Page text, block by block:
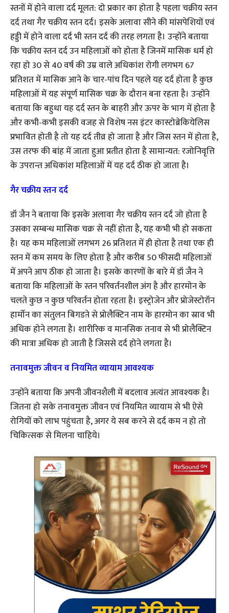
स्तनों में होने वाला दर्द मूलत: दो प्रकार का होता है पहला चक्रीय स्तन
दर्द तथा गैर चक्रीय स्तन दर्द। इसके अलावा सीने की मांसपेशियों एवं
हड्डी में होने वाला दर्द भी स्तन दर्द की तरह लगता है। उन्होंने बताया
कि चक्रीय स्तन दर्द उन महिलाओं को होता है जिनमें मासिक धर्म हो
रहा हो 30 से 40 वर्ष की उम्र वाले अधिकांश रोगी लगभग 67
प्रतिशत में मासिक आने के चार-पांच दिन पहले यह दर्द होता है कुछ
महिलाओं में यह संपूर्ण मासिक चक्र के दौरान बना रहता है। उन्होंने
बताया कि बहुधा यह दर्द स्तन के बाहरी और ऊपर के भाग में होता है
और कभी-कभी इसकी वजह से विशेष नस इंटर कास्टोब्रेकियेलिस
प्रभावित होती है तो यह दर्द तीव्र हो जाता है और जिस स्तन में होता है,
उस तरफ की बांह में जाता हुआ प्रतीत होता है सामान्यत: रजोनिवृत्ति
के उपरान्त अधिकांश महिलाओं में यह दर्द ठीक हो जाता है।
गैर चक्रीय स्तन दर्द
डॉ जैन ने बताया कि इसके अलावा गैर चक्रीय स्तन दर्द जो होता है
उसका सम्बन्ध मासिक चक्र से नहीं होता है, यह कभी भी हो सकता
है। यह कम महिलाओं लगभग 26 प्रतिशत में ही होता है तथा एक ही
स्तन में कम समय के लिए होता है और करीब 50 फीसदी महिलाओं
में अपने आप ठीक हो जाता है। इसके कारणों के बारे में डॉ जैन ने
बताया कि महिलाओं के स्तन परिवर्तनशील अंग है और हारमोन के
चलते कुछ न कुछ परिवर्तन होता रहता है। इस्ट्रोजेन और प्रोजेस्टोरॉन
हार्मोन का संतुलन बिगडऩे से प्रोलैक्टिन नाम के हारमोन का स्राव भी
अधिक होने लगता है। शारीरिक व मानसिक तनाव से भी प्रोलैक्टिन
की मात्रा अधिक हो जाती है जिससे दर्द होने लगता है।
तनावमुक्त जीवन व नियमित व्यायाम आवश्यक
उन्होंने बताया कि अपनी जीवनशैली में बदलाव अत्यंत आवश्यक है।
जितना हो सके तनावमुक्त जीवन एवं नियमित व्यायाम से भी ऐसे
रोगियों को लाभ पहुंचता है, अगर ये सब करने से दर्द कम न हो तो
चिकित्सक से मिलना चाहिये।